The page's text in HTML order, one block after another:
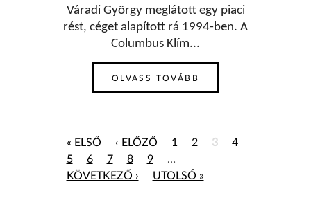
Váradi György meglátott egy piaci
rést, céget alapított rá 1994-ben. A
Columbus Klím...
OLVASS TOVÁBB
« ELSŐ ‹ ELŐZŐ 1 2 3
4
5
6 7 8 9
…
KÖVETKEZŐ ›
UTOLSÓ »